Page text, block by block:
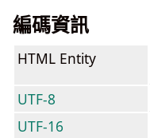
編碼資訊
HTML Entity
UTF-8
UTF-16